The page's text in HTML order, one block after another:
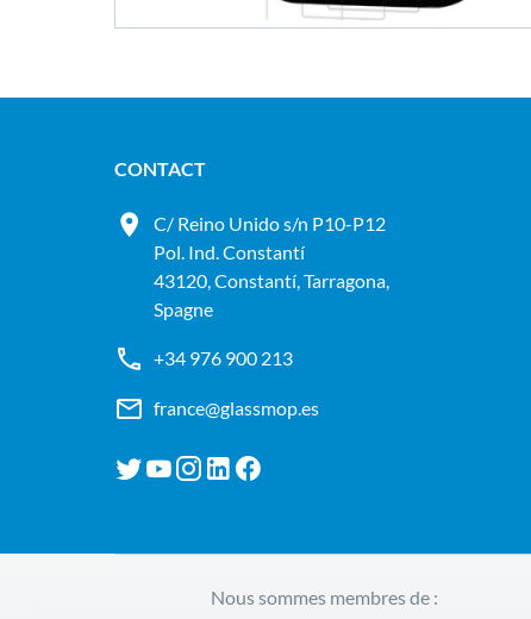
CONTACT
C/ Reino Unido s/n P10-P12
Pol. Ind. Constantí
43120, Constantí, Tarragona,
Spagne
+34 976 900 213
france@glassmop.es
Nous sommes membres de :